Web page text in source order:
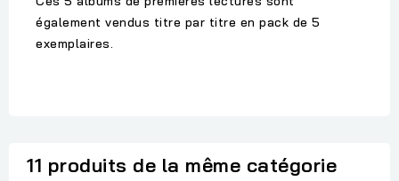
également vendus titre par titre en pack de 5
exemplaires.
11 produits de la même catégorie